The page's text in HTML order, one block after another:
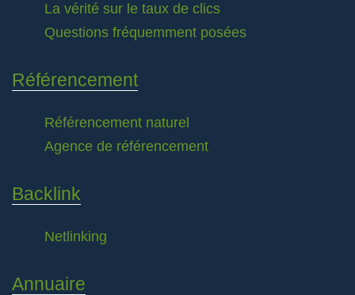
La vérité sur le taux de clics
Questions fréquemment posées
Référencement
Référencement naturel
Agence de référencement
Backlink
Netlinking
Annuaire